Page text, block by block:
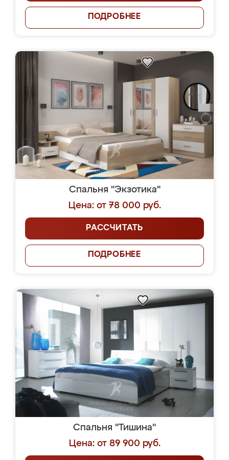
ПОДРОБНЕЕ
Спальня "Экзотика"
Цена: от 78 000 руб.
РАССЧИТАТЬ
ПОДРОБНЕЕ
Спальня "Тишина"
Цена: от 89 900 руб.